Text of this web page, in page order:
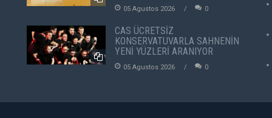
05 Agustos 2026 0
CAS ÜCRETSİZ
KONSERVATUVARLA SAHNENİN
YENİ YÜZLERİ ARANIYOR
05 Agustos 2026 0